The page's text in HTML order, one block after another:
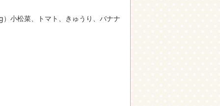
小松菜、トマト、きゅうり、バナナ